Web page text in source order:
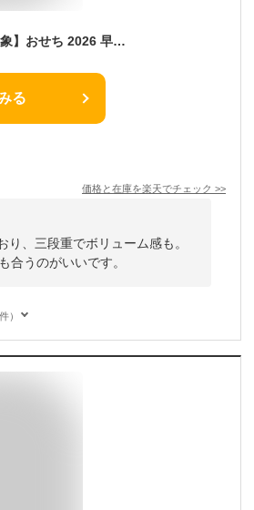
【エントリーでP5倍+700円引クーポン対象】おせち 2026 早割 おせち料理 和洋三段重 1-2人前「花手毬」 京都割烹美先監修 全37品 1人前/一人前/2人前/少人数/ひとり
る
価格と在庫を楽天でチェック >>
、三段重でボリューム感も。
合うのがいいです。
）